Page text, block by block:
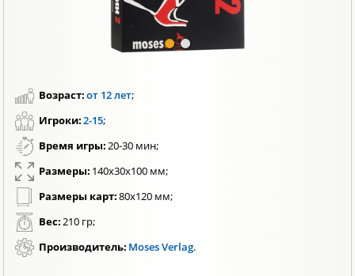
Возраст:от 12 лет;
Игроки:2-15;
Время игры:20-30 мин;
Размеры: 140х30х100 мм;
Размеры карт:80х120 мм;
Вес:210 гр;
Производитель: Moses Verlag.